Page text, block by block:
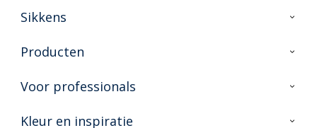
Sikkens
Over Sikkens
Duurzaamheid
Producten
Producten voor binnen
Vind je verkooppunt
Voor professionals
Advies & service
Kleur en inspiratie